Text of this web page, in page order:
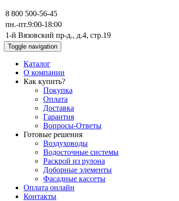
8 800 500-56-45
пн.-пт.9:00-18:00
1-й Вязовский пр-д., д.4, стр.19
Toggle navigation
Каталог
О компании
Как купить?
Покупка
Оплата
Доставка
Гарантия
Вопросы-Ответы
Готовые решения
Воздуховоды
Водосточные системы
Раскрой из рулона
Доборные элементы
Фасадные кассеты
Оплата онлайн
Контакты